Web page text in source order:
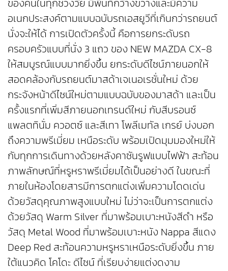
ของคนในทุกช่วงวัย มีพื้นที่กว้างขวางและมีความ
อเนกประสงค์ตามแบบฉบับรถเอสยูวีที่เกินกว่ารถยนต์
นั่งจะให้ได้ การเปิดตัวครั้งนี้ คือการยกระดับรถ
ครอบครัวแบบที่นั่ง 3 แถว ของ NEW MAZDA CX-8
ให้สมบูรณ์แบบมากยิ่งขึ้น ยกระดับดีไซน์ภายนอกให้
สอดคล้องกับรถยนต์มาสด้าเจเนอเรชั่นใหม่ ด้วย
กระจังหน้าดีไซน์ใหม่ตามแบบฉบับของมาสด้า และเป็น
ครั้งแรกที่เพิ่มสีภายนอกเทรนด์ใหม่ กับสีบรอนซ์
แพลตทินั่ม ควอตซ์ และสีเทา โพลีเมทัล เกรย์ บ่งบอก
ถึงความพรีเมี่ยม เหนือระดับ พร้อมเปิดมุมมองใหม่ให้
กับทุกการเดินทางด้วยหลังคาซันรูฟแบบไฟฟ้า สะท้อน
ภาพลักษณ์ที่หรูหราพรีเมี่ยมได้เป็นอย่างดี ในขณะที่
ภายในห้องโดยสารมีการตกแต่งเพิ่มความโดดเด่น
ด้วยวัสดุคุณภาพสูงแบบใหม่ ไม่ว่าจะเป็นการตกแต่ง
ด้วยวัสดุ Warm Silver ที่มาพร้อมเบาะหนังสีดำ หรือ
วัสดุ Metal Wood ที่มาพร้อมเบาะหนัง Nappa สีแดง
Deep Red สะท้อนความหรูหราเหนือระดับยิ่งขึ้น ภาย
ใต้แนวคิด โคโดะ ดีไซน์ ที่เรียบง่ายแต่งดงาม